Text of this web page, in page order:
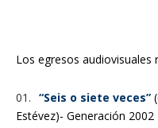
Los egresos audiovisuales
“Seis o siete veces”
Estévez)- Generación 2002